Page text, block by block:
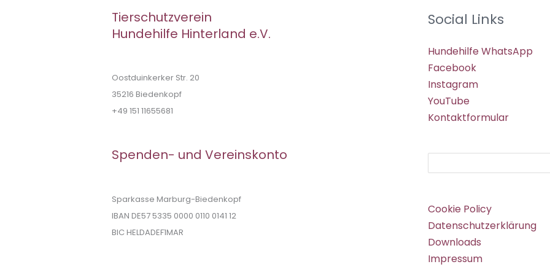
Tierschutzverein
Hundehilfe Hinterland e.V.
Oostduinkerker Str. 20
35216 Biedenkopf
+49 151 11655681
Spenden- und Vereinskonto
Sparkasse Marburg-Biedenkopf
IBAN DE57 5335 0000 0110 0141 12
BIC HELDADEF1MAR
Social Links
Hundehilfe WhatsApp
Facebook
Instagram
YouTube
Kontaktformular
Cookie Policy
Datenschutzerklärung
Downloads
Impressum